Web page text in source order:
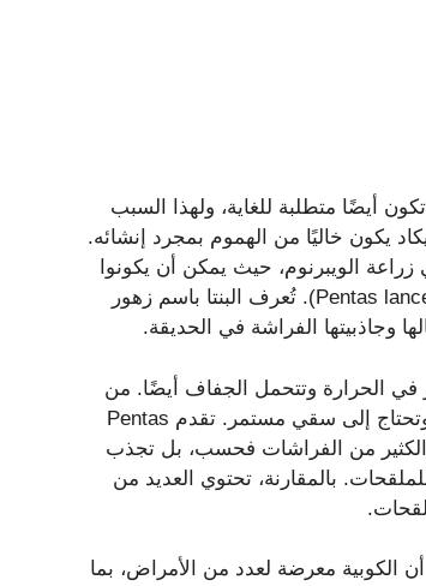
أيضًا متطلبة للغاية، ولهذا السبب
يكون خاليًا من الهموم بمجرد إنشائه.
الويبرنوم، حيث يمكن أن يكونوا
مزارعين عدوانيين. لذا، قد يكون من المفيد إلقاء نظرة على البنتاس (Pentas lanceolata). تُعرف البنتا باسم زهور
وجاذبيتها الفراشة في الحديقة.
في الحرارة وتتحمل الجفاف أيضًا. من
ناحية أخرى، تبدأ نباتات الكوبية في الانخفاض عندما ترتفع درجات الحرارة، وتحتاج إلى سقي مستمر. تقدم Pentas
الكثير من الفراشات فحسب، بل تجذب
بالمقارنة، تحتوي العديد من
الكوبية معرضة لعدد من الأمراض، بما